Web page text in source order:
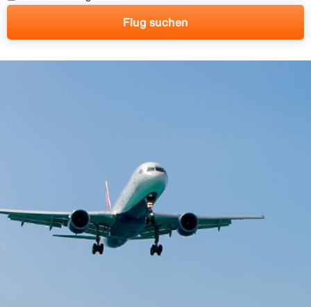
Flug suchen